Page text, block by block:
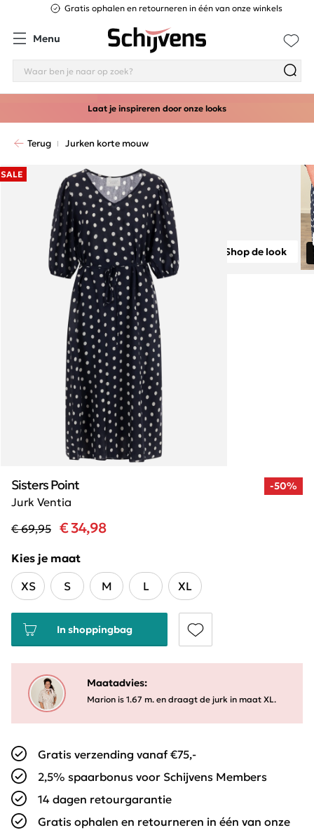
Gratis ophalen en retourneren in één van onze winkels
Menu
Laat je inspireren door onze looks
Terug Jurken korte mouw
SALE
Shop de look
-50%
Jurk Ventia
Sisters Point
€ 69,95 € 34,98
Kies je maat
XS
S M L XL
In shoppingbag
Maatadvies:
Marion is 1.67 m. en draagt de jurk in maat XL.
Gratis verzending vanaf €75,-
2,5% spaarbonus voor Schijvens Members
14 dagen retourgarantie
Gratis ophalen en retourneren in één van onze